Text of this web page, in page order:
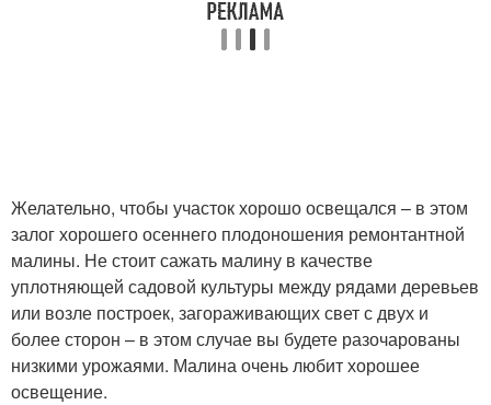
Желательно, чтобы участок хорошо освещался – в этом
залог хорошего осеннего плодоношения ремонтантной
малины. Не стоит сажать малину в качестве
уплотняющей садовой культуры между рядами деревьев
или возле построек, загораживающих свет с двух и
более сторон – в этом случае вы будете разочарованы
низкими урожаями. Малина очень любит хорошее
освещение.